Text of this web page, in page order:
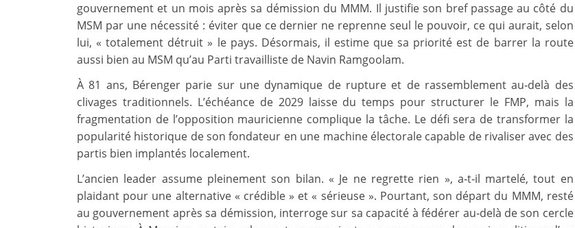
gouvernement et un mois après sa démission du MMM. Il justifie son bref passage au côté du
MSM par une nécessité : éviter que ce dernier ne reprenne seul le pouvoir, ce qui aurait, selon
lui, « totalement détruit » le pays. Désormais, il estime que sa priorité est de barrer la route
aussi bien au MSM qu’au Parti travailliste de Navin Ramgoolam.
À 81 ans, Bérenger parie sur une dynamique de rupture et de rassemblement au‑delà des
clivages traditionnels. L’échéance de 2029 laisse du temps pour structurer le FMP, mais la
fragmentation de l’opposition mauricienne complique la tâche. Le défi sera de transformer la
popularité historique de son fondateur en une machine électorale capable de rivaliser avec des
partis bien implantés localement.
L’ancien leader assume pleinement son bilan. « Je ne regrette rien », a‑t‑il martelé, tout en
plaidant pour une alternative « crédible » et « sérieuse ». Pourtant, son départ du MMM, resté
au gouvernement après sa démission, interroge sur sa capacité à fédérer au‑delà de son cercle